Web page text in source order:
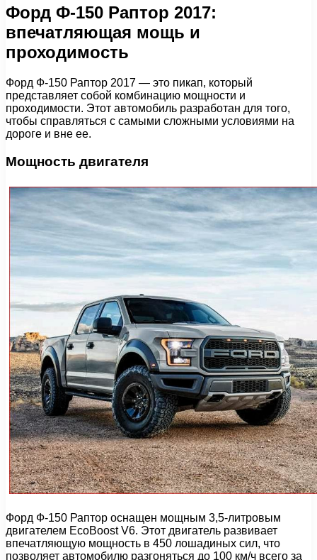
Форд Ф-150 Раптор 2017:
впечатляющая мощь и
проходимость
Форд Ф-150 Раптор 2017 — это пикап, который
представляет собой комбинацию мощности и
проходимости. Этот автомобиль разработан для того,
чтобы справляться с самыми сложными условиями на
дороге и вне ее.
Мощность двигателя
Форд Ф-150 Раптор оснащен мощным 3,5-литровым
двигателем EcoBoost V6. Этот двигатель развивает
впечатляющую мощность в 450 лошадиных сил, что
позволяет автомобилю разгоняться до 100 км/ч всего за